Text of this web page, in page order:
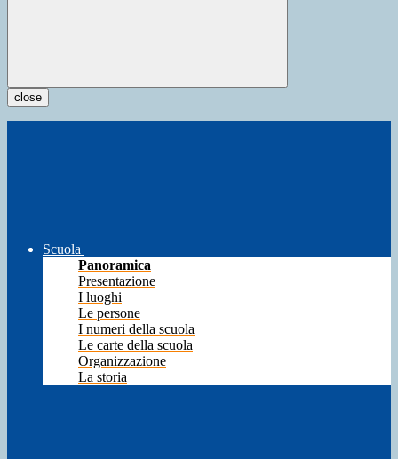
close
Scuola
Panoramica
Presentazione
I luoghi
Le persone
I numeri della scuola
Le carte della scuola
Organizzazione
La storia